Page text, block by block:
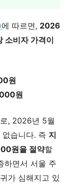
에 따르면, 2026
소비자 가격이
원
원
, 2026년 5월
습니다. 즉 지
원을 절약할
하면서 서울 주
가 심해지고 있